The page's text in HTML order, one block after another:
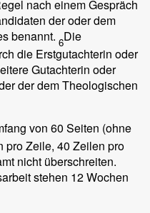
nach einem Gespräch
der oder dem
benannt. 6Die
die Erstgutachterin oder
Gutachterin oder
der dem Theologischen
von 60 Seiten (ohne
pro Zeile, 40 Zeilen pro
nicht überschreiten.
stehen 12 Wochen